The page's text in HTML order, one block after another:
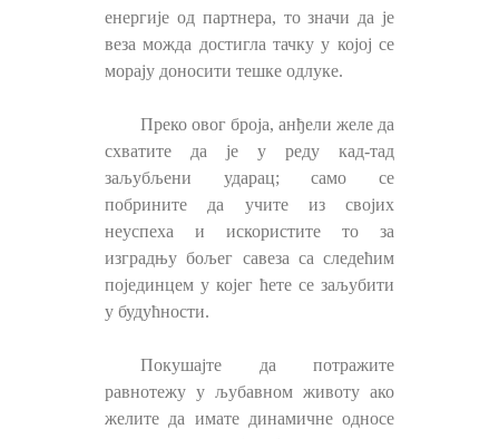
енергије од партнера, то значи да је
веза можда достигла тачку у којој се
морају доносити тешке одлуке.
Преко овог броја, анђели желе да
схватите да је у реду кад-тад
заљубљени ударац; само се
побрините да учите из својих
неуспеха и искористите то за
изградњу бољег савеза са следећим
појединцем у којег ћете се заљубити
у будућности.
Покушајте да потражите
равнотежу у љубавном животу ако
желите да имате динамичне односе